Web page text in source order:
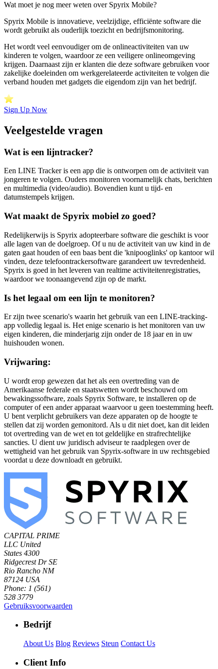
Wat moet je nog meer weten over Spyrix Mobile?
Spyrix Mobile is innovatieve, veelzijdige, efficiënte software die
wordt gebruikt als ouderlijk toezicht en bedrijfsmonitoring.
Het wordt veel eenvoudiger om de onlineactiviteiten van uw
kinderen te volgen, waardoor ze een veiligere onlineomgeving
krijgen. Daarnaast zijn er klanten die deze software gebruiken voor
zakelijke doeleinden om werkgerelateerde activiteiten te volgen die
verband houden met gadgets die eigendom zijn van het bedrijf.
Sign Up Now
Veelgestelde vragen
Wat is een lijntracker?
Een LINE Tracker is een app die is ontworpen om de activiteit van
jongeren te volgen. Ouders monitoren voornamelijk chats, berichten
en multimedia (video/audio). Bovendien kunt u tijd- en
datumstempels krijgen.
Wat maakt de Spyrix mobiel zo goed?
Redelijkerwijs is Spyrix adopteerbare software die geschikt is voor
alle lagen van de doelgroep. Of u nu de activiteit van uw kind in de
gaten gaat houden of een baas bent die 'knipooglinks' op kantoor wil
vinden, deze telefoontrackersoftware garandeert uw tevredenheid.
Spyrix is ​​goed in het leveren van realtime activiteitenregistraties,
waardoor we toonaangevend zijn op de markt.
Is het legaal om een ​​lijn te monitoren?
Er zijn twee scenario's waarin het gebruik van een LINE-tracking-
app volledig legaal is. Het enige scenario is het monitoren van uw
eigen kinderen, die minderjarig zijn onder de 18 jaar en in uw
huishouden wonen.
Vrijwaring:
U wordt erop gewezen dat het als een overtreding van de
Amerikaanse federale en staatswetten wordt beschouwd om
bewakingssoftware, zoals Spyrix Software, te installeren op de
computer of een ander apparaat waarvoor u geen toestemming heeft.
U bent verplicht gebruikers van deze apparaten op de hoogte te
stellen dat zij worden gemonitord. Als u dit niet doet, kan dit leiden
tot overtreding van de wet en tot geldelijke en strafrechtelijke
sancties. U dient uw juridisch adviseur te raadplegen over de
wettigheid van het gebruik van Spyrix-software in uw rechtsgebied
voordat u deze downloadt en gebruikt.
CAPITAL PRIME
LLC United
States 4300
Ridgecrest Dr SE
Rio Rancho NM
87124 USA
Phone: 1 (561)
528 3779
Gebruiksvoorwaarden
Bedrijf
About Us Blog Reviews Steun Contact Us
Client Info